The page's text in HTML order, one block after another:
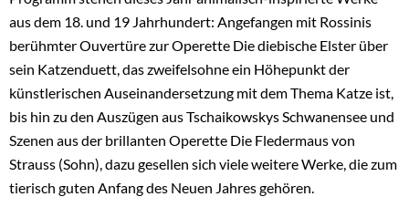
aus dem 18. und 19 Jahrhundert: Angefangen mit Rossinis
berühmter Ouvertüre zur Operette Die diebische Elster über
sein Katzenduett, das zweifelsohne ein Höhepunkt der
künstlerischen Auseinandersetzung mit dem Thema Katze ist,
bis hin zu den Auszügen aus Tschaikowskys Schwanensee und
Szenen aus der brillanten Operette Die Fledermaus von
Strauss (Sohn), dazu gesellen sich viele weitere Werke, die zum
tierisch guten Anfang des Neuen Jahres gehören.